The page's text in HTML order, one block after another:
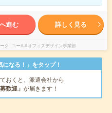
進む 詳しく見る
ク コール&オフィスデザイン事業部
なる！」をタップ！
おくと、派遣会社から
歓迎」 が届きます！